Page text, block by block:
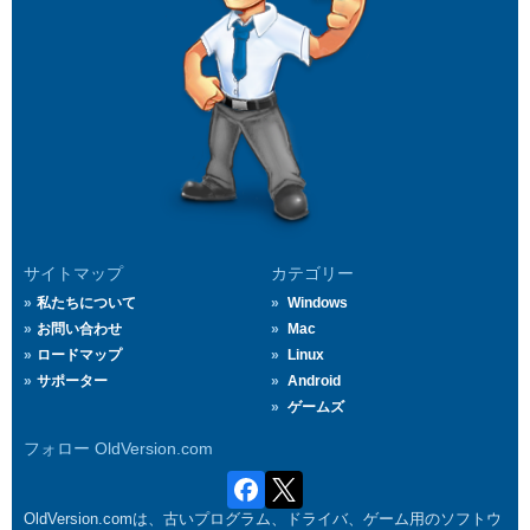
サイトマップ
私たちについて
お問い合わせ
ロードマップ
サポーター
カテゴリー
Windows
Mac
Linux
Android
ゲームズ
フォロー OldVersion.com
OldVersion.comは、古いプログラム、ドライバ、ゲーム用のソフトウ